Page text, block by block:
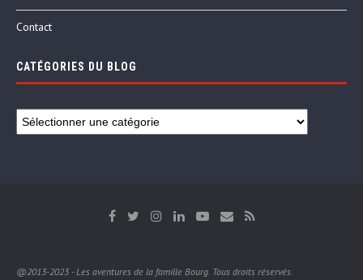
Contact
CATÉGORIES DU BLOG
@2013-2023 - Les aventures de la famille Bourg. Tous droits réservés.